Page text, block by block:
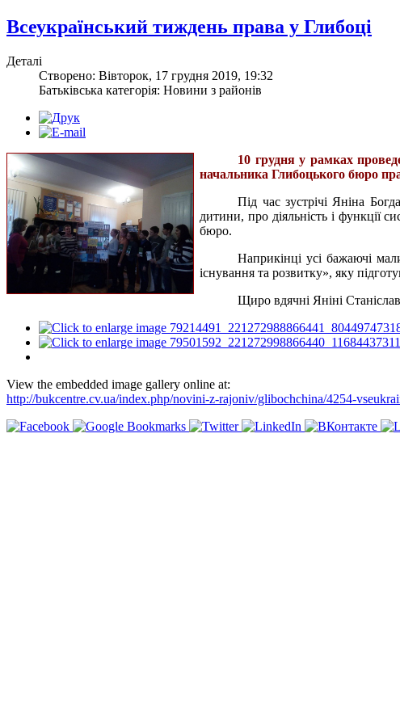
Всеукраїнський тиждень права у Глибоці
Деталі
Створено: Вівторок, 17 грудня 2019, 19:32
Батьківська категорія: Новини з районів
10 грудня у рамках
начальника Глибоцького бюро
Під час зустрічі Яніна
дитини, про діяльність і функції
бюро.
Наприкінці усі бажаючі
існування та розвитку», яку
Щиро вдячні Яніні
View the embedded image gallery online at:
http://bukcentre.cv.ua/index.php/novini-z-rajoniv/glibochchina/4254-